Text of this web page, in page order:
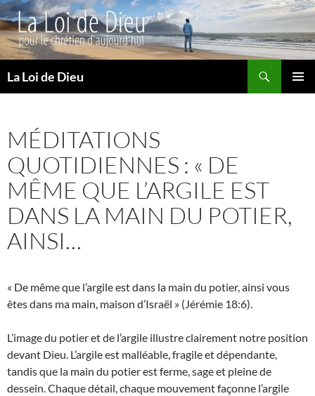
La Loi de Dieu
MÉDITATIONS
QUOTIDIENNES : « DE
MÊME QUE L’ARGILE EST
DANS LA MAIN DU POTIER,
AINSI…
« De même que l’argile est dans la main du potier, ainsi vous
êtes dans ma main, maison d’Israël » (Jérémie 18:6).
L’image du potier et de l’argile illustre clairement notre position
devant Dieu. L’argile est malléable, fragile et dépendante,
tandis que la main du potier est ferme, sage et pleine de
dessein. Chaque détail, chaque mouvement façonne l’argile